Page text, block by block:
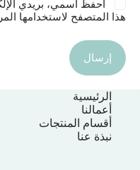
احفظ اسمي، بريدي
هذا المتصفح لاستخدامها
إرسال
الرئيسية
أعمالنا
أقسام المنتجات
نبذة عنا